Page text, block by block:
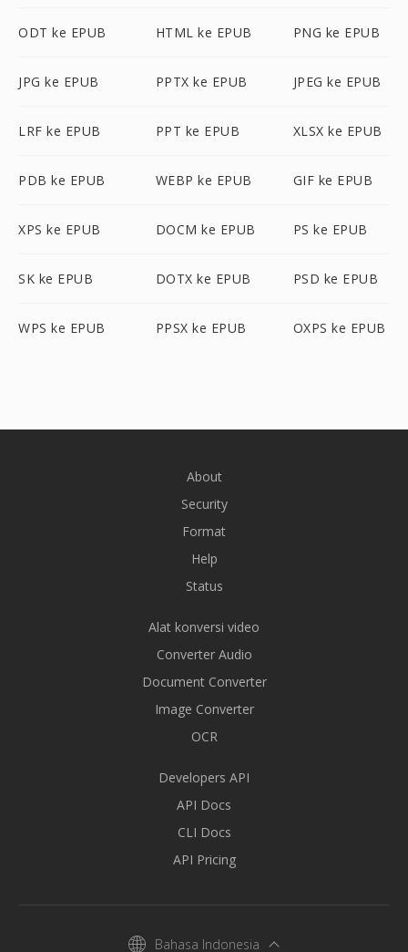
ODT ke EPUB HTML ke EPUB PNG ke EPUB
JPG ke EPUB PPTX ke EPUB JPEG ke EPUB
LRF ke EPUB PPT ke EPUB XLSX ke EPUB
PDB ke EPUB WEBP ke EPUB GIF ke EPUB
XPS ke EPUB DOCM ke EPUB PS ke EPUB
SK ke EPUB DOTX ke EPUB PSD ke EPUB
WPS ke EPUB PPSX ke EPUB OXPS ke EPUB
About
Security
Format
Help
Status
Alat konversi video
Converter Audio
Document Converter
Image Converter
OCR
Developers API
API Docs
CLI Docs
API Pricing
Bahasa Indonesia